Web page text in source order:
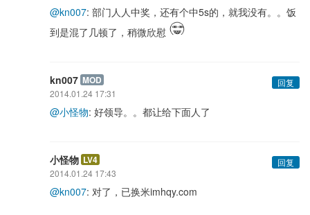
@kn007: 部门人人中奖，还有个中5s的，就我没有。。饭
到是混了几顿了，稍微欣慰
kn007 MOD
回复
2014.01.24 17:31
@小怪物: 好领导。。都让给下面人了
小怪物 LV4
回复
2014.01.24 17:43
@kn007: 对了，已换米imhqy.com